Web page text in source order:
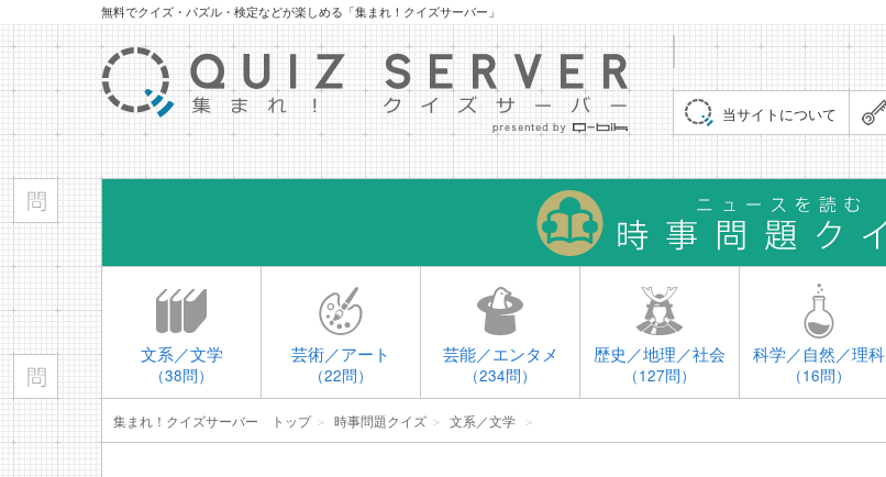
無料でクイズ・パズル・検定などが楽しめる「集まれ！クイズサーバー」
当サイトについて
文系／文学
（38問）
芸術／アート
（22問）
芸能／エンタメ
（234問）
歴史／地理／社会
（127問）
科学／自然／理科
（16問）
集まれ！クイズサーバー トップ＞ 時事問題クイズ ＞ 文系／文学 ＞